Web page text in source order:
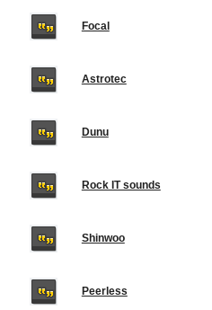
Focal
Astrotec
Dunu
Rock IT sounds
Shinwoo
Peerless